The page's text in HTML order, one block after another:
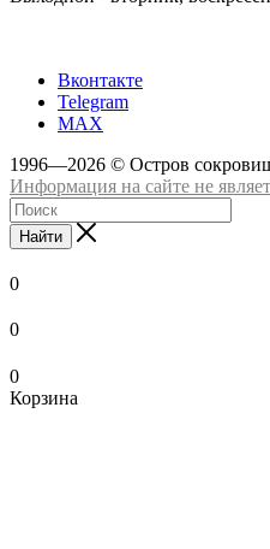
Вконтакте
Telegram
MAX
1996—2026 © Остров
Информация на сайте не
Найти
0
0
0
Корзина